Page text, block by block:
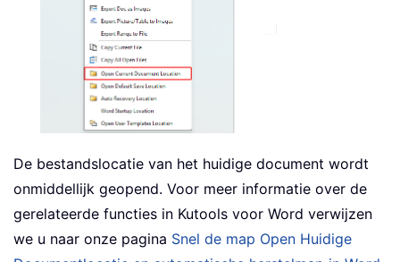
De bestandslocatie van het huidige document wordt
onmiddellijk geopend. Voor meer informatie over de
gerelateerde functies in Kutools voor Word verwijzen
we u naar onze pagina Snel de map Open Huidige